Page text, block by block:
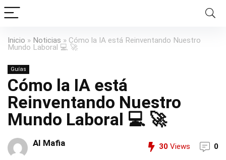
Inicio » Noticias » Cómo la IA está Reinventando Nuestro
Mundo Laboral 💻 🚀
Guías
Cómo la IA está
Reinventando Nuestro
Mundo Laboral 💻 🚀
AI Mafia 30 Views 0